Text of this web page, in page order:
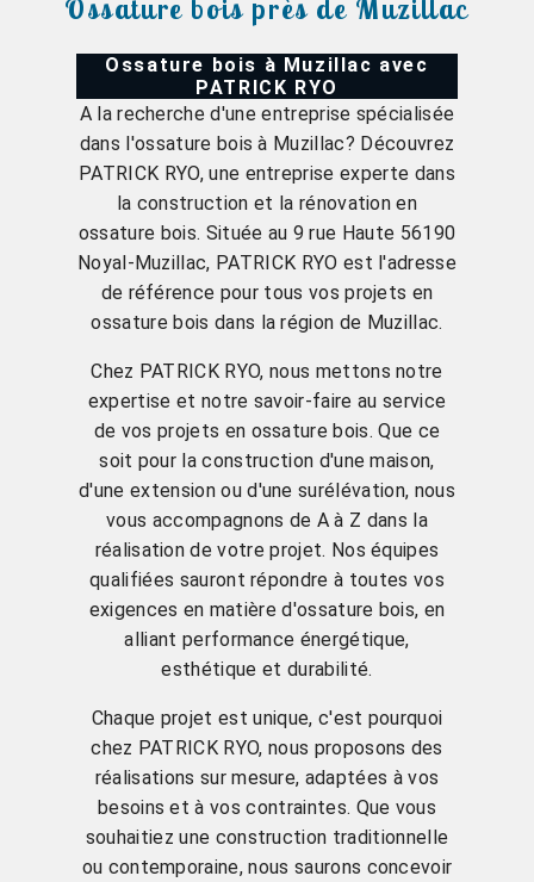
Ossature bois près de Muzillac
Ossature bois à Muzillac avec
PATRICK RYO
A la recherche d'une entreprise spécialisée
dans l'ossature bois à Muzillac? Découvrez
PATRICK RYO, une entreprise experte dans
la construction et la rénovation en
ossature bois. Située au 9 rue Haute 56190
Noyal-Muzillac, PATRICK RYO est l'adresse
de référence pour tous vos projets en
ossature bois dans la région de Muzillac.
Chez PATRICK RYO, nous mettons notre
expertise et notre savoir-faire au service
de vos projets en ossature bois. Que ce
soit pour la construction d'une maison,
d'une extension ou d'une surélévation, nous
vous accompagnons de A à Z dans la
réalisation de votre projet. Nos équipes
qualifiées sauront répondre à toutes vos
exigences en matière d'ossature bois, en
alliant performance énergétique,
esthétique et durabilité.
Chaque projet est unique, c'est pourquoi
chez PATRICK RYO, nous proposons des
réalisations sur mesure, adaptées à vos
besoins et à vos contraintes. Que vous
souhaitiez une construction traditionnelle
ou contemporaine, nous saurons concevoir